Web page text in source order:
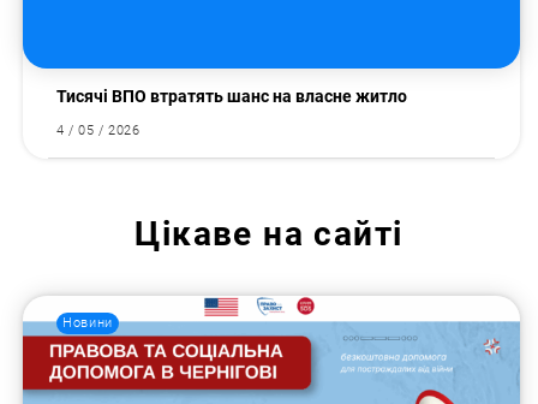
Тисячі ВПО втратять шанс на власне житло
4 / 05 / 2026
Цікаве на сайті
Новини